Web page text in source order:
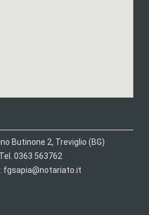
Butinone 2, Treviglio (BG)
Tel. 0363 563762
fgsapia@notariato.it